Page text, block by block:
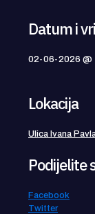
Datum i
02-06-2026 @
Lokacija
Ulica Ivana
Podijelite
Facebook
Twitter